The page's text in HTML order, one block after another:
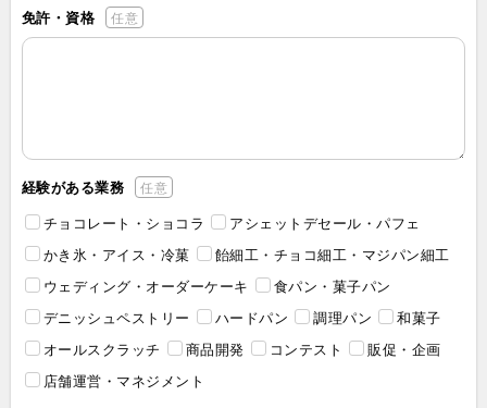
免許・資格 任意
経験がある業務 任意
チョコレート・ショコラ
アシェットデセール・パフェ
かき氷・アイス・冷菓
飴細工・チョコ細工・マジパン細工
ウェディング・オーダーケーキ
食パン・菓子パン
デニッシュペストリー
ハードパン 調理パン
和菓子
オールスクラッチ
商品開発 コンテスト
販促・企画
店舗運営・マネジメント